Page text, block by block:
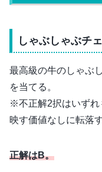
しゃぶしゃぶチ
最高級の牛のしゃぶ
を当てる。
※不正解2択はいずれ
映す価値なしに転落す
正解はB。